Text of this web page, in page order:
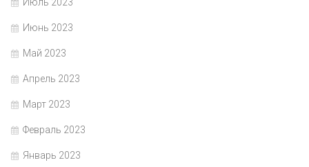
Июль 2023
Июнь 2023
Май 2023
Апрель 2023
Март 2023
Февраль 2023
Январь 2023